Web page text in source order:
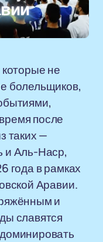
не
болельщиков,
после
таких —
и Аль-Наср,
года в рамках
Аравии.
и
славятся